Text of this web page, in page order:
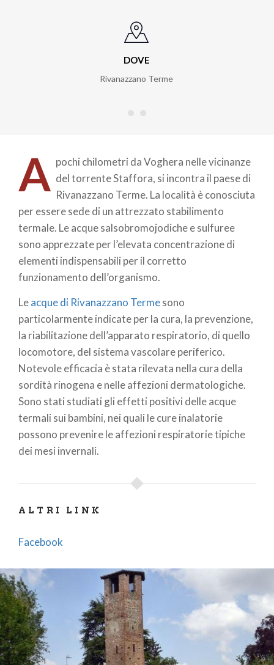
DOVE
Rivanazzano Terme
A pochi chilometri da Voghera nelle vicinanze
del torrente Staffora, si incontra il paese di
Rivanazzano Terme. La località è conosciuta
per essere sede di un attrezzato stabilimento
termale. Le acque salsobromojodiche e sulfuree
sono apprezzate per l’elevata concentrazione di
elementi indispensabili per il corretto
funzionamento dell’organismo.
Leacque di Rivanazzano Termesono
particolarmente indicate per la cura, la prevenzione,
la riabilitazione dell’apparato respiratorio, di quello
locomotore, del sistema vascolare periferico.
Notevole efficacia è stata rilevata nella cura della
sordità rinogena e nelle affezioni dermatologiche.
Sono stati studiati gli effetti positivi delle acque
termali sui bambini, nei quali le cure inalatorie
possono prevenire le affezioni respiratorie tipiche
dei mesi invernali.
ALTRI LINK
Facebook